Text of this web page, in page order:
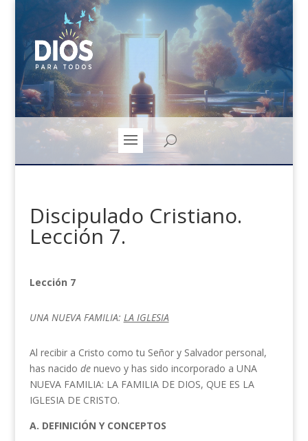
Discipulado Cristiano.
Lección 7.
Lección 7
UNA NUEVA FAMILIA: LA IGLESIA
Al recibir a Cristo como tu Señor y Salvador personal,
has nacido de nuevo y has sido incorporado a UNA
NUEVA FAMILIA: LA FAMILIA DE DIOS, QUE ES LA
IGLESIA DE CRISTO.
A. DEFINICIÓN Y CONCEPTOS